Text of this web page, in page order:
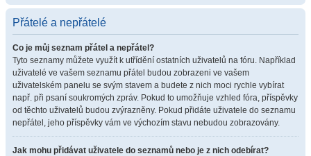
Přátelé a nepřátelé
Co je můj seznam přátel a nepřátel?
Tyto seznamy můžete využít k utřídění ostatních uživatelů na fóru. Například
uživatelé ve vašem seznamu přátel budou zobrazeni ve vašem
uživatelském panelu se svým stavem a budete z nich moci rychle vybírat
např. při psaní soukromých zpráv. Pokud to umožňuje vzhled fóra, příspěvky
od těchto uživatelů budou zvýrazněny. Pokud přidáte uživatele do seznamu
nepřátel, jeho příspěvky vám ve výchozím stavu nebudou zobrazovány.
Jak mohu přidávat uživatele do seznamů nebo je z nich odebírat?